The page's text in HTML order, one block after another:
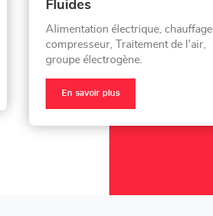
Fluides
Alimentation électrique, chauffage,
compresseur, Traitement de l'air,
groupe électrogène.
En savoir plus